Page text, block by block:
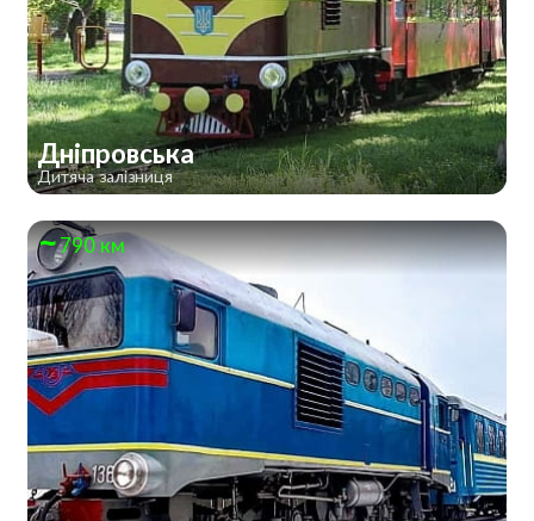
Дніпровська
Дитяча залізниця
790 км